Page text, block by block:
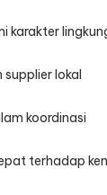
karakter
supplier lokal
koordinasi
terhadap